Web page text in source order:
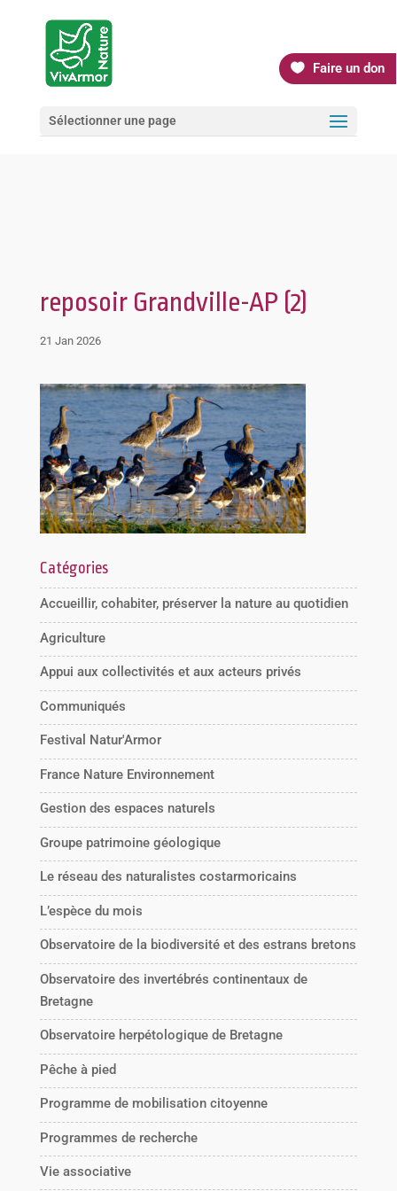
Faire un don
Sélectionner une page
reposoir Grandville-AP (2)
21 Jan 2026
Catégories
Accueillir, cohabiter, préserver la nature au quotidien
Agriculture
Appui aux collectivités et aux acteurs privés
Communiqués
Festival Natur'Armor
France Nature Environnement
Gestion des espaces naturels
Groupe patrimoine géologique
Le réseau des naturalistes costarmoricains
L’espèce du mois
Observatoire de la biodiversité et des estrans bretons
Observatoire des invertébrés continentaux de
Bretagne
Observatoire herpétologique de Bretagne
Pêche à pied
Programme de mobilisation citoyenne
Programmes de recherche
Vie associative